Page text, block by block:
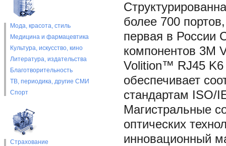
Мода, красота, стиль
Медицина и фармацевтика
Культура, искусство, кино
Литература, издательства
Благотворительность
ТВ, периодика, другие СМИ
Спорт
Страхование
более 700
первая в России
компонентов 3M
Volition™ RJ45 K6
обеспечивает
стандартам ISO/
Магистральные
оптических
инновационный